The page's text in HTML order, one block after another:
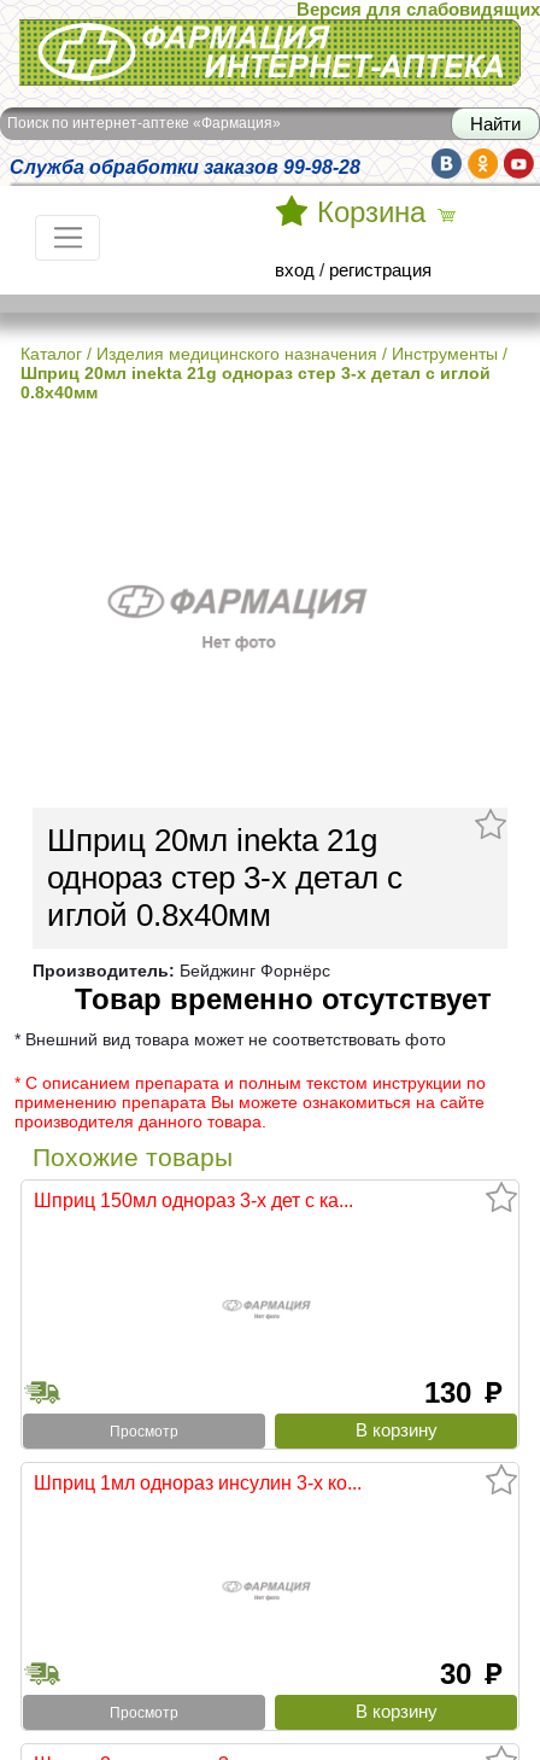
Интернет-аптека Фармация
Версия для слабовидящих
Поиск по интернет-аптеке «Фармация»
Служба обработки заказов 99-98-28
Корзина
вход / регистрация
Каталог / Изделия медицинского назначения / Инструменты /
Шприц 20мл inekta 21g однораз стер 3-х детал с иглой
0.8х40мм
Шприц 20мл inekta 21g
однораз стер 3-х детал с
иглой 0.8х40мм
Производитель: Бейджинг Форнёрс
Товар временно отсутствует
* Внешний вид товара может не соответствовать фото
* С описанием препарата и полным текстом инструкции по
применению препарата Вы можете ознакомиться на сайте
производителя данного товара.
Похожие товары
Шприц 150мл однораз 3-х дет с ка...
130 руб
Просмотр
Шприц 1мл однораз инсулин 3-х ко...
30 руб
Просмотр